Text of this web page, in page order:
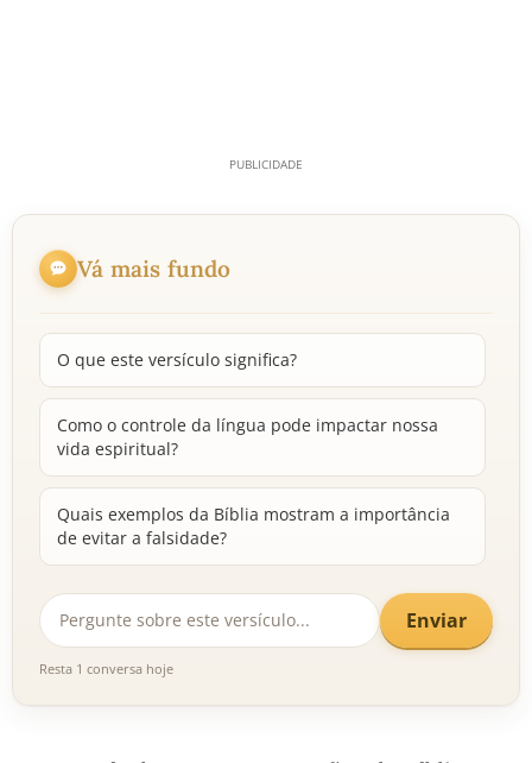
Vá mais fundo
O que este versículo significa?
Como o controle da língua pode impactar nossa
vida espiritual?
Quais exemplos da Bíblia mostram a importância
de evitar a falsidade?
Enviar
Resta 1 conversa hoje